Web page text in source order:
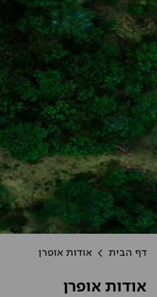
דף הבית אודות אופרן
אודות אופרן